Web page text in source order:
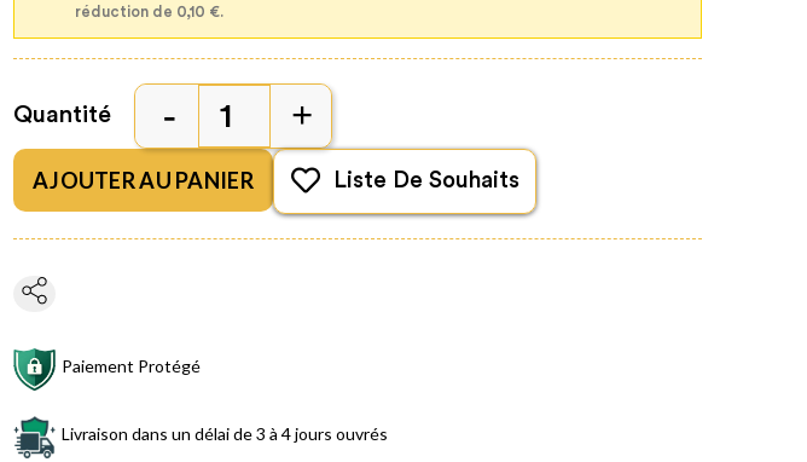
réduction de 0,10 €.
Quantité
AJOUTER AU PANIER Liste De Souhaits
Paiement Protégé
Livraison dans un délai de 3 à 4 jours ouvrés